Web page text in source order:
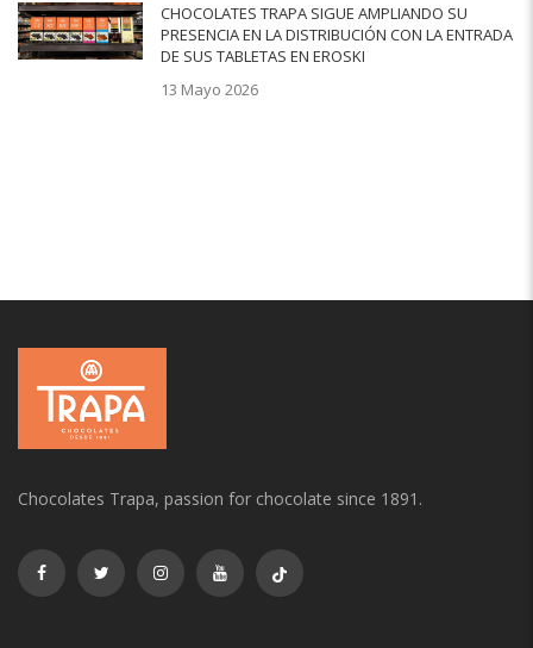
CHOCOLATES TRAPA SIGUE AMPLIANDO SU
PRESENCIA EN LA DISTRIBUCIÓN CON LA ENTRADA
DE SUS TABLETAS EN EROSKI
13 Mayo 2026
Chocolates Trapa, passion for chocolate since 1891.